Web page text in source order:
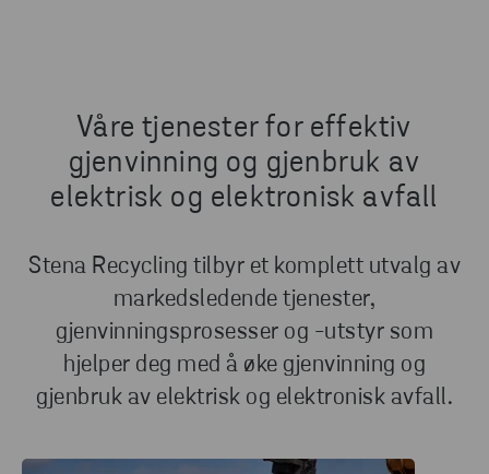
Våre tjenester for effektiv
gjenvinning og gjenbruk av
elektrisk og elektronisk avfall
Stena Recycling tilbyr et komplett utvalg av
markedsledende tjenester,
gjenvinningsprosesser og -utstyr som
hjelper deg med å øke gjenvinning og
gjenbruk av elektrisk og elektronisk avfall.